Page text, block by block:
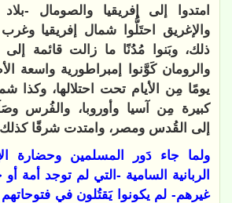
امتدوا إلى إفريقيا والصومال -
والإغريق احتَلُّوا شمال إفريقيا
ذلك، وبَنوا مُدُنًا ما زالت قائمة إلى
والرومان كَوَّنوا إمبراطورية واسعة
يومًا مِن الأيام تحت احتلالها، وكذا
كبيرة مِن آسيا وأوروبا، والفُرس
إلى القُدس ومصر، وامتدت شرقًا
ولما جاء دَور المسلمين وحضارة
الربانية السامية -التي لم توجد أمة
غيرهم- لم يكونوا يَقتُلون في فتوحاتهم